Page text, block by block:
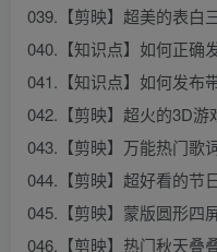
039.【剪映】超美的表白
040.【知识点】如何正确
041.【知识点】如何发布
042.【剪映】超火的3D游
043.【剪映】万能热门歌
044.【剪映】超好看的节
045.【剪映】蒙版圆形四
046.【剪映】热门秋天叠